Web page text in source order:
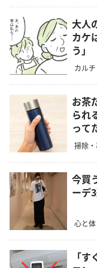
大人
カケ
う」
カル
お茶
られ
って
掃除
今買
ーデ
心と体
「